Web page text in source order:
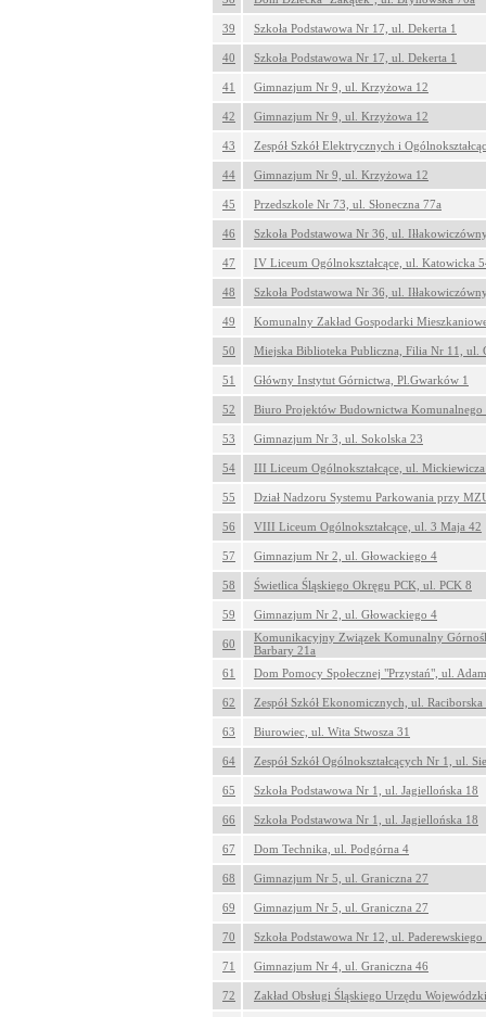
39 Szkoła Podstawowa Nr 17, ul. Dekerta 1
40 Szkoła Podstawowa Nr 17, ul. Dekerta 1
41 Gimnazjum Nr 9, ul. Krzyżowa 12
42 Gimnazjum Nr 9, ul. Krzyżowa 12
43 Zespół Szkół Elektrycznych i
44 Gimnazjum Nr 9, ul. Krzyżowa 12
45 Przedszkole Nr 73, ul. Słoneczna 77a
46 Szkoła Podstawowa Nr 36, ul.
47 IV Liceum Ogólnokształcące, ul. Katowicka
48 Szkoła Podstawowa Nr 36, ul.
49 Komunalny Zakład Gospodarki
50 Miejska Biblioteka Publiczna, Filia Nr 11, ul.
51 Główny Instytut Górnictwa, Pl.Gwarków 1
52 Biuro Projektów Budownictwa Komunalnego
53 Gimnazjum Nr 3, ul. Sokolska 23
54 III Liceum Ogólnokształcące, ul.
55 Dział Nadzoru Systemu Parkowania przy
56 VIII Liceum Ogólnokształcące, ul. 3 Maja 42
57 Gimnazjum Nr 2, ul. Głowackiego 4
58 Świetlica Śląskiego Okręgu PCK, ul. PCK 8
59 Gimnazjum Nr 2, ul. Głowackiego 4
60
Komunikacyjny Związek Komunalny
Barbary 21a
61
Dom Pomocy Społecznej "Przystań", ul.
62 Zespół Szkół Ekonomicznych, ul. Raciborska
63 Biurowiec, ul. Wita Stwosza 31
64 Zespół Szkół Ogólnokształcących Nr 1, ul.
65 Szkoła Podstawowa Nr 1, ul. Jagiellońska 18
66 Szkoła Podstawowa Nr 1, ul. Jagiellońska 18
67 Dom Technika, ul. Podgórna 4
68 Gimnazjum Nr 5, ul. Graniczna 27
69 Gimnazjum Nr 5, ul. Graniczna 27
70 Szkoła Podstawowa Nr 12, ul. Paderewskiego
71 Gimnazjum Nr 4, ul. Graniczna 46
72 Zakład Obsługi Śląskiego Urzędu